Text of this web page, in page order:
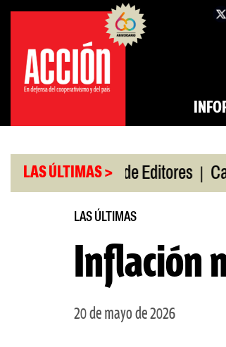
Saltar
contenido
LAS ÚLTIMAS >
gira | Feria de Editores | Cae
LAS ÚLTIMAS
Inflación
20 de mayo de 2026